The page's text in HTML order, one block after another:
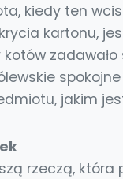
kiedy ten
kartonu,
jakim
rzeczą, która